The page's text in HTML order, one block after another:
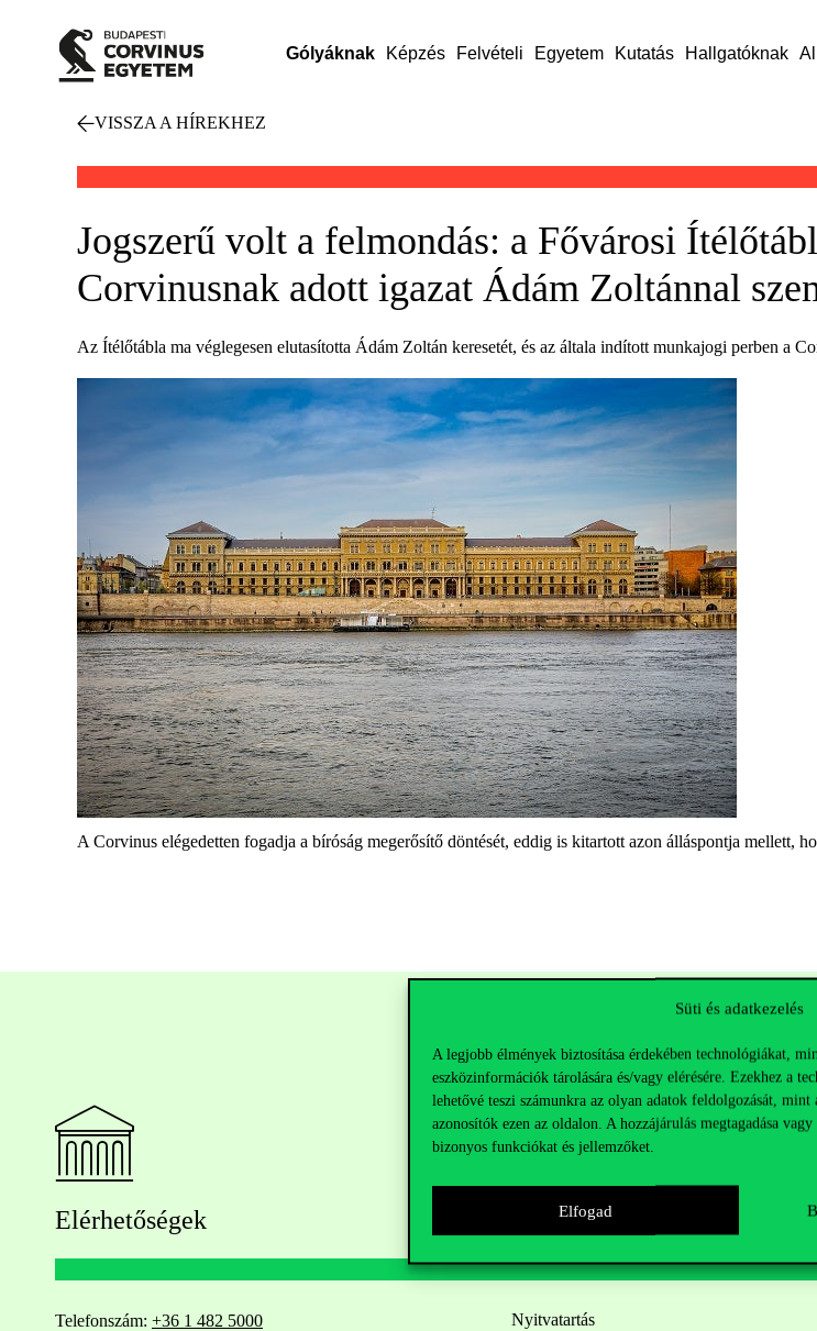
Süti és adatkezelés
A legjobb élmények biztosítása érdekében technológiákat,
eszközinformációk tárolására és/vagy elérésére. Ezekhez a
lehetővé teszi számunkra az olyan adatok feldolgozását, mint
azonosítók ezen az oldalon. A hozzájárulás megtagadása
bizonyos funkciókat és jellemzőket.
Elfogad
Gólyáknak Képzés Felvételi Egyetem Kutatás Hallgatóknak
VISSZA A HÍREKHEZ
Jogszerű volt a felmondás: a Fővárosi
Corvinusnak adott igazat Ádám Zoltánnal
Az Ítélőtábla ma véglegesen elutasította Ádám Zoltán keresetét, és az általa indított munkajogi perben a
A Corvinus elégedetten fogadja a bíróság megerősítő döntését, eddig is kitartott azon álláspontja mellett,
Elérhetőségek
Telefonszám: +36 1 482 5000
Hasznos linkek
Nyitvatartás